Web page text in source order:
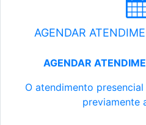
AGENDAR
AGENDAR
O atendimento
previamente